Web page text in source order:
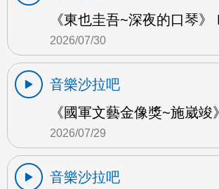
《東也圭吾~深夜的口琴》
2026/07/30
音樂沙拉吧
《國軍文藝金像獎~施崴竣
2026/07/29
音樂沙拉吧